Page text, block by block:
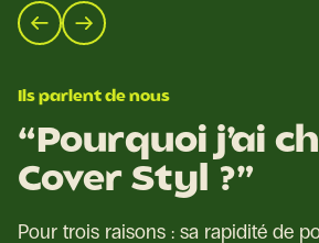
Ils parlent de nous
“Pourquoi j’ai
Cover Styl ?”
Pour trois raisons : sa rapidité de